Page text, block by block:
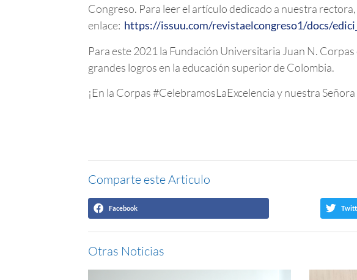
Congreso. Para leer el artículo dedicado a nuestra
enlace: https://issuu.com/revistaelcongreso1/docs/
Para este 2021 la Fundación Universitaria Juan N.
grandes logros en la educación superior de Colombia.
¡En la Corpas #CelebramosLaExcelencia y nuestra
Comparte este Articulo
Facebook
Otras Noticias